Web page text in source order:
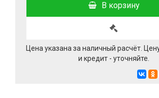
В корзину
Цена указана за наличный расчёт.
и кредит - уточняйте.